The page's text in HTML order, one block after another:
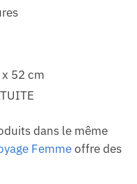
52 cm
dans le même
Femmeoffre des